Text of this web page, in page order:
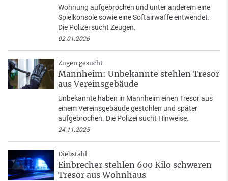
Wohnung aufgebrochen und unter anderem eine
Spielkonsole sowie eine Softairwaffe entwendet.
Die Polizei sucht Zeugen.
02.01.2026
Zugen gesucht
Mannheim: Unbekannte stehlen Tresor
aus Vereinsgebäude
Unbekannte haben in Mannheim einen Tresor aus
einem Vereinsgebäude gestohlen und später
aufgebrochen. Die Polizei sucht Hinweise.
24.11.2025
Diebstahl
Einbrecher stehlen 600 Kilo schweren
Tresor aus Wohnhaus